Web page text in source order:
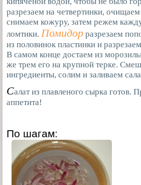
разрезаем на четвертинки,
снимаем кожуру, затем режем
ломтики. Помидор разрезаем
из половинок пластинки и
В самом конце достаем из
же трем его на крупной терке.
ингредиенты, солим и заливаем
Салат из плавленого сырка готов.
аппетита!
По шагам: